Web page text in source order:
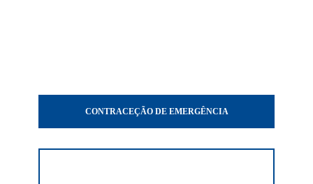
CONTRACEÇÃO DE EMERGÊNCIA